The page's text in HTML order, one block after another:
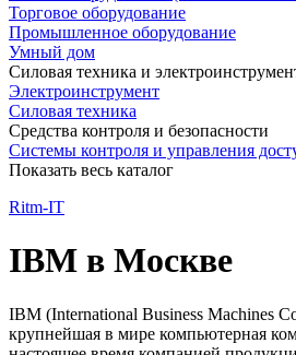
Торговое оборудование
Промышленное оборудование
Умный дом
Силовая техника и
Электроинструмент
Силовая техника
Средства контроля и безопасности
Системы контроля и управления
Показать весь каталог
Ritm-IT
IBM в Москве
IBM (International Business Machines
крупнейшая в мире компьютерная